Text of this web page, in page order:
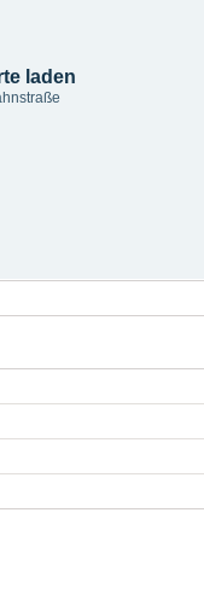
laden